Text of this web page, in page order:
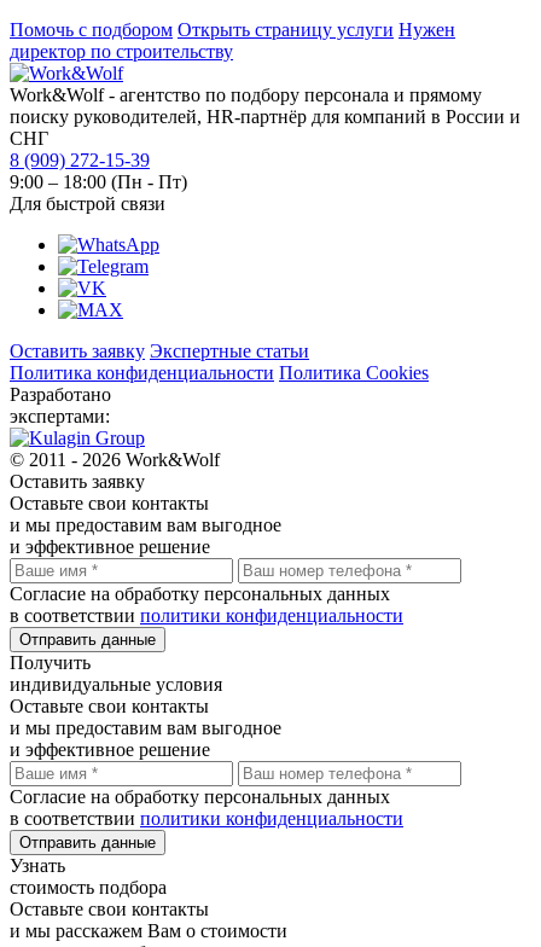
Помочь с подбором Открыть страницу услуги Нужен
директор по строительству
Work&Wolf - агентство по подбору персонала и прямому
поиску руководителей, HR-партнёр для компаний в России и
СНГ
8 (909) 272-15-39
9:00 – 18:00 (Пн - Пт)
Для быстрой связи
Оставить заявку Экспертные статьи
Политика конфиденциальности Политика Cookies
Разработано
экспертами:
© 2011 - 2026 Work&Wolf
Оставить заявку
Оставьте свои контакты
и мы предоставим вам выгодное
и эффективное решение
Согласие на обработку персональных данных
в соответствии политики конфиденциальности
Отправить данные
Получить
индивидуальные условия
Оставьте свои контакты
и мы предоставим вам выгодное
и эффективное решение
Согласие на обработку персональных данных
в соответствии политики конфиденциальности
Отправить данные
Узнать
стоимость подбора
Оставьте свои контакты
и мы расскажем Вам о стоимости